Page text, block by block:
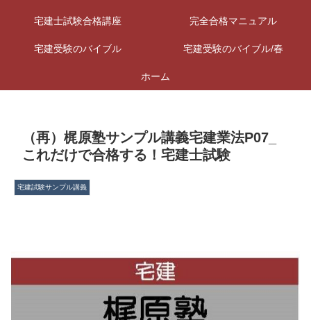
宅建士試験合格講座 完全合格マニュアル
宅建受験のバイブル 宅建受験のバイブル/春
ホーム
（再）梶原塾サンプル講義宅建業法P07_
これだけで合格する！宅建士試験
宅建試験サンプル講義